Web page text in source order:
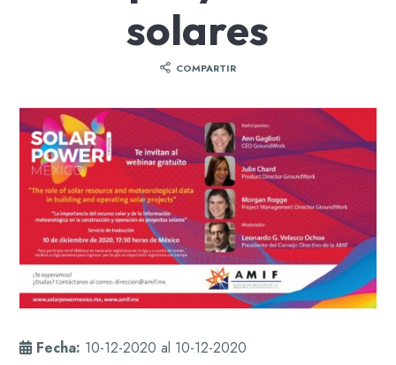
solares
COMPARTIR
Fecha: 10-12-2020 al 10-12-2020